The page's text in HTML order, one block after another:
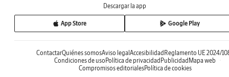
Descargar la app
App Store Google Play
ContactarQuiénes somosAviso legalAccesibilidadReglamento UE 2024/
Condiciones de usoPolítica de privacidadPublicidadMapa web
Compromisos editorialesPolítica de cookies